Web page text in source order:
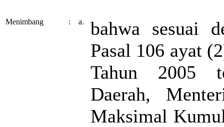
Menimbang : a.
bahwa sesuai
Pasal 106 ayat
Tahun 2005
Daerah,
Maksimal